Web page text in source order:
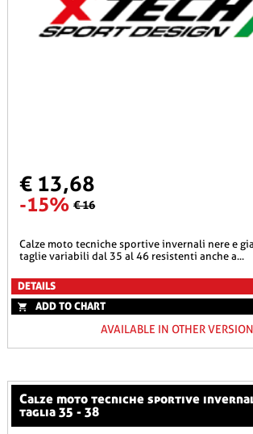
€ 13,68
-15% € 16
calze moto tecniche sportive invernali nere e giallo fluo xtech
taglie variabili dal 35 al 46 resistenti anche a...
DETAILS
ADD TO CHART
AVAILABLE IN OTHER
calze moto tecniche sportive invernali nere xtech
taglia 35 - 38